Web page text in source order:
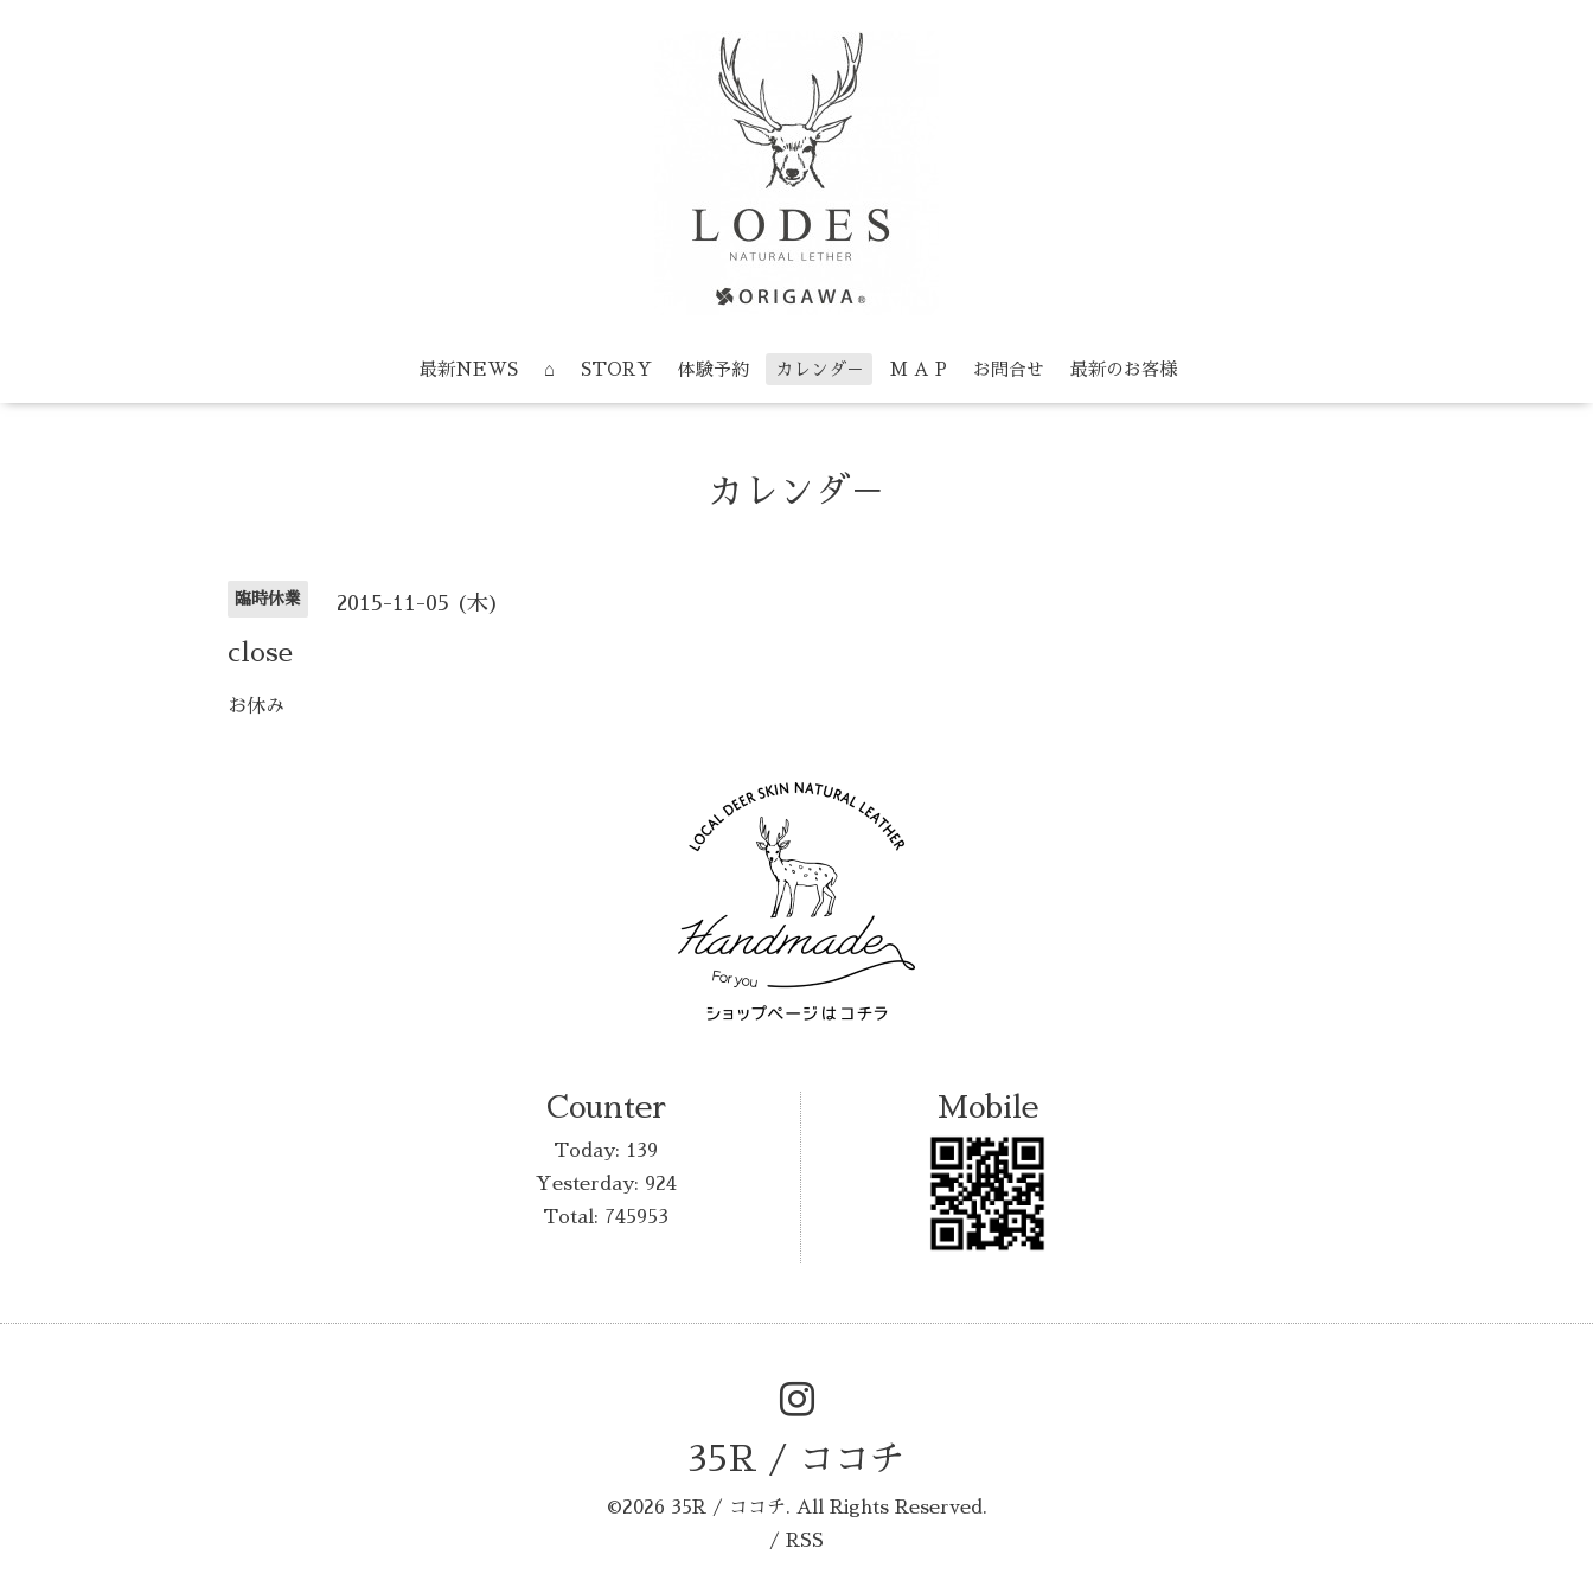
最新NEWS ⌂ STORY 体験予約 カレンダ－ M A P お問合せ 最新のお客様
カレンダ－
臨時休業 2015-11-05 (木)
close
お休み
Counter
Today: 139
Yesterday: 924
Total: 745953
Mobile
35R / ココチ
©2026 35R / ココチ. All Rights Reserved.
/ RSS